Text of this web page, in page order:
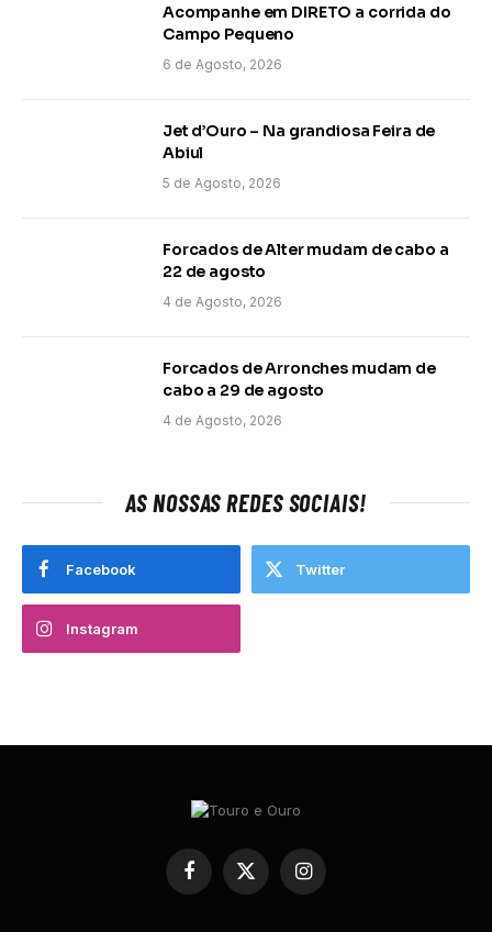
Acompanhe em DIRETO a corrida do
Campo Pequeno
6 de Agosto, 2026
Jet d’Ouro – Na grandiosa Feira de
Abiul
5 de Agosto, 2026
Forcados de Alter mudam de cabo a
22 de agosto
4 de Agosto, 2026
Forcados de Arronches mudam de
cabo a 29 de agosto
4 de Agosto, 2026
AS NOSSAS REDES SOCIAIS!
Facebook Twitter
Instagram
Facebook
X
(Twitter)
Instagram